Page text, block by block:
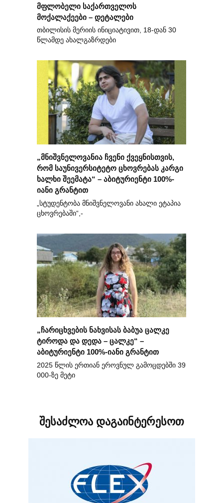
მფლობელი საქართველოს
მოქალაქეები – დეტალები
თბილისის მერიის ინიციატივით, 18-დან 30
წლამდე ახალგაზრდები
„მნიშვნელოვანია ჩვენი ქვეყნისთვის,
რომ საუნივერსიტეტო ცხოვრებას კარგი
ხალხი შეემატა“ – აბიტურიენტი 100%-
იანი გრანტით
„სტუდენტობა მნიშვნელოვანი ახალი ეტაპია
ცხოვრებაში“,-
„ჩარიცხვების ნახვისას ბაბუა ცალკე
ტიროდა და დედა – ცალკე“ –
აბიტურიენტი 100%-იანი გრანტით
2025 წლის ერთიან ეროვნულ გამოცდებში 39
000-ზე მეტი
შესაძლოა დაგაინტერესოთ